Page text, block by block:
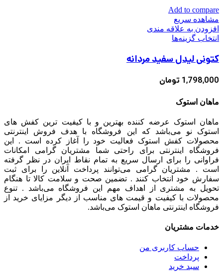
گزینه
ها
ممکن
است
در
محصول
شوند
Add to compare
مشاهده سریع
افزودن به علاقه مندی
انتخاب گزینه‌ها
دارای
انواع
مختلفی
می
ممکن
است
در
صفحه
محصول
انتخاب
شوند
کتونی لیدل سفید مردانه
1,798,000 تومان
ماهان استوک
ماهان استوک عرضه کننده بهترین و با کیفیت ترین کفش های
استوک نو می‌باشد که این فروشگاه با هدف فروش اینترنتی
محصولات کفش استوک فعالیت خود را آغاز کرده است . این
فروشگاه اینترنتی برای راحتی شما مشتریان گرامی امکانات
فراوانی را برای ارسال سریع به تمام نقاط ایران در نظر گرفته
است . مشتریان گرامی می‌توانند پرداخت آنلاین را برای ثبت
سفارش خود انتخاب کنند . تضمین صحت و سلامت کالا تا هنگام
تحویل به مشتری از اهداف مهم این فروشگاه می‌باشد . تنوع
محصولات با کیفیت و قیمت های مناسب از دیگر مزایای خرید از
فروشگاه اینترنتی ماهان استوک می‌باشد.
خدمات مشتریان
حساب کاربری من
پرداخت
سبد خرید